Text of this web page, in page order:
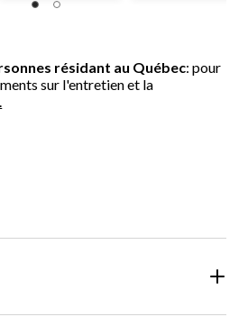
résidant au Québec: pour
sur l'entretien et la